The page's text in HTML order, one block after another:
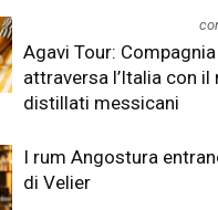
Agavi Tour:
attraversa l’Italia con il
distillati messicani
I rum Angostura
di Velier